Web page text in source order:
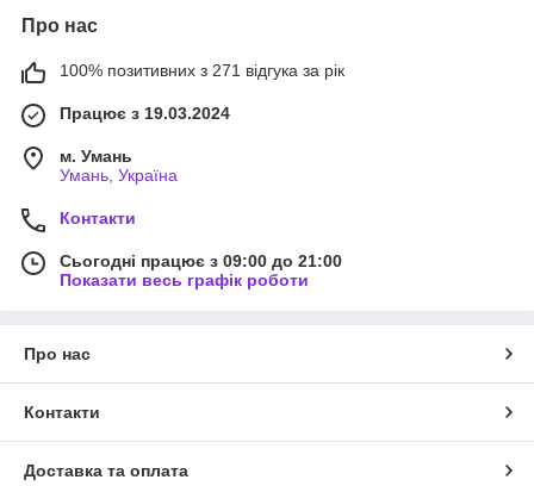
Про нас
100% позитивних з 271 відгука за рік
Працює з 19.03.2024
м. Умань
Умань, Україна
Контакти
Сьогодні працює з 09:00 до 21:00
Показати весь графік роботи
Про нас
Контакти
Доставка та оплата